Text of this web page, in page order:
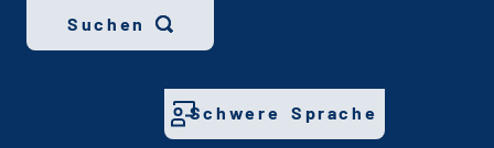
Schwere Sprache
Suchen